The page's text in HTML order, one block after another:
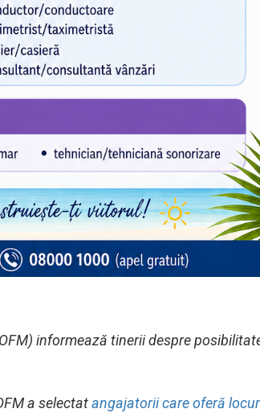
informează tinerii despre
a selectatangajatorii care oferă